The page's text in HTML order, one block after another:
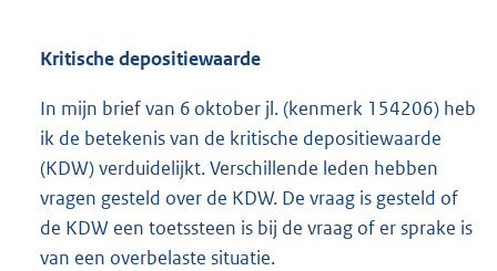
Kritische depositiewaarde
In mijn brief van 6 oktober jl. (kenmerk 154206) heb
ik de betekenis van de kritische depositiewaarde
(KDW) verduidelijkt. Verschillende leden hebben
vragen gesteld over de KDW. De vraag is gesteld of
de KDW een toetssteen is bij de vraag of er sprake is
van een overbelaste situatie.